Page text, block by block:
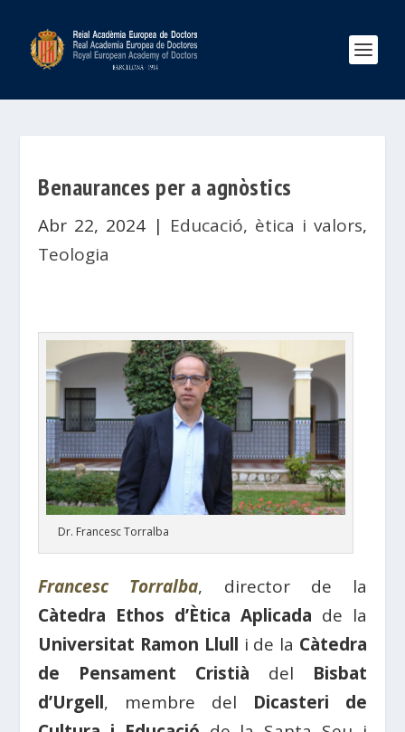
Benaurances per a agnòstics
Abr 22, 2024 | Educació, ètica i valors,
Teologia
Dr. Francesc Torralba
Francesc Torralba, director de la
Càtedra Ethos d’Ètica Aplicada de la
Universitat Ramon Llull i de la Càtedra
de Pensament Cristià del Bisbat
d’Urgell, membre del Dicasteri de